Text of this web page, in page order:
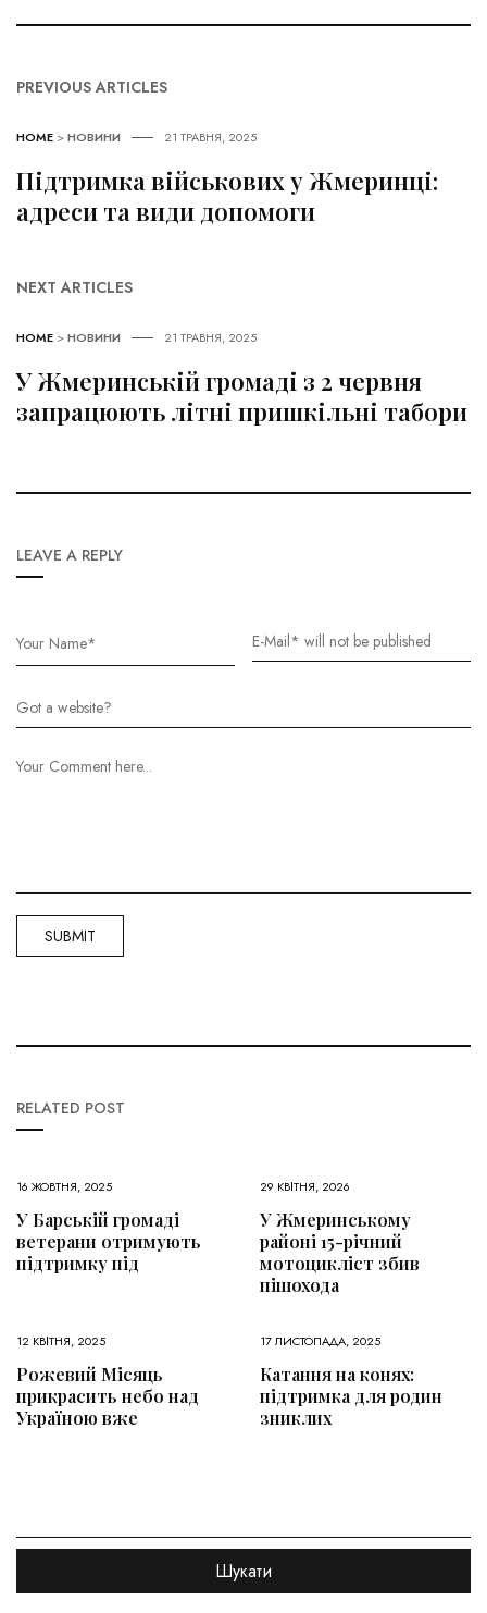
PREVIOUS ARTICLES
HOME >НОВИНИ 21 ТРАВНЯ, 2025
Підтримка військових у Жмеринці:
адреси та види допомоги
NEXT ARTICLES
HOME >НОВИНИ 21 ТРАВНЯ, 2025
У Жмеринській громаді з 2 червня
запрацюють літні пришкільні табори
LEAVE A REPLY
RELATED POST
16 ЖОВТНЯ, 2025
У Барській громаді
ветерани отримують
підтримку під
29 КВІТНЯ, 2026
У Жмеринському
районі 15-річний
мотоцикліст збив
пішохода
12 КВІТНЯ, 2025
Рожевий Місяць
прикрасить небо над
Україною вже
17 ЛИСТОПАДА, 2025
Катання на конях:
підтримка для родин
зниклих